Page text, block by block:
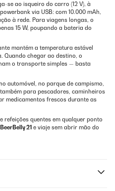
se ao isqueiro do carro (12 V), à
via USB: com 10.000 mAh,
à rede. Para viagens longas, o
15 W, poupando a bateria do
mantém a temperatura estável
Quando chegar ao destino, o
o transporte simples — basta
automóvel, no parque de campismo,
para pescadores, caminheiros
medicamentos frescos durante as
refeições quentes em qualquer ponto
21 e viaje sem abrir mão do